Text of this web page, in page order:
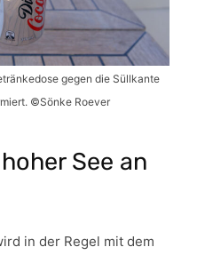
gegen die Süllkante
©Sönke Roever
See an
in der Regel mit dem